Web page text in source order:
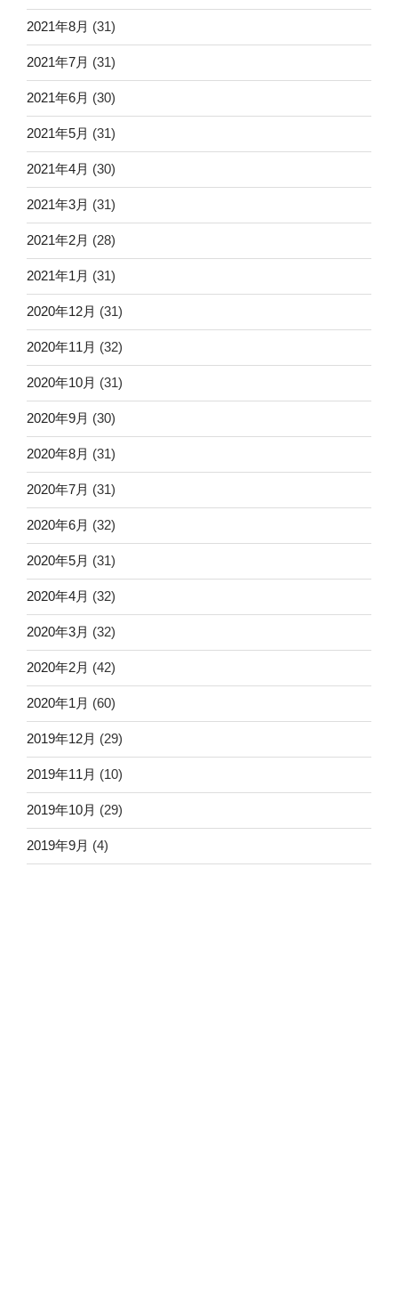
2021年8月 (31)
2021年7月 (31)
2021年6月 (30)
2021年5月 (31)
2021年4月 (30)
2021年3月 (31)
2021年2月 (28)
2021年1月 (31)
2020年12月 (31)
2020年11月 (32)
2020年10月 (31)
2020年9月 (30)
2020年8月 (31)
2020年7月 (31)
2020年6月 (32)
2020年5月 (31)
2020年4月 (32)
2020年3月 (32)
2020年2月 (42)
2020年1月 (60)
2019年12月 (29)
2019年11月 (10)
2019年10月 (29)
2019年9月 (4)